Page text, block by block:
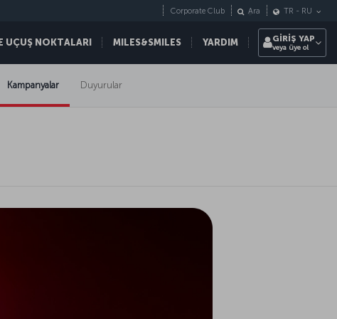
UÇUŞ NOKTALARI MILES&SMILES YARDIM
Corporate Club Ara TR - RU
GİRİŞ YAP
veya üye ol
Kampanyalar Duyurular